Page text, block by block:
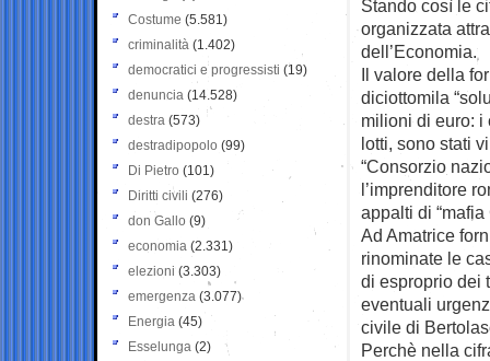
Stando così le
organizzata
dell’Economia.
Il valore della
diciottomila
milioni di euro: i
lotti, sono stati
“Consorzio
l’imprenditore
appalti di “mafia
Ad Amatrice
rinominate le
di esproprio dei
eventuali
civile di
Perchè nella
Costume (5.581)
criminalità (1.402)
democratici e progressisti (19)
denuncia (14.528)
destra (573)
destradipopolo (99)
Di Pietro (101)
Diritti civili (276)
don Gallo (9)
economia (2.331)
elezioni (3.303)
emergenza (3.077)
Energia (45)
Esselunga (2)